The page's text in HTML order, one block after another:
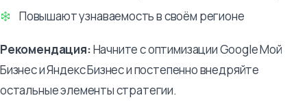
Повышают узнаваемость в своём регионе
Рекомендация:Начните с оптимизации Google Мой
Бизнес и Яндекс Бизнес и постепенно внедряйте
остальные элементы стратегии.